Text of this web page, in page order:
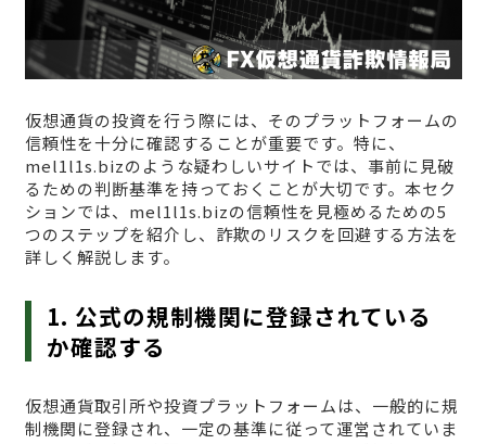
仮想通貨の投資を行う際には、そのプラットフォームの
信頼性を十分に確認することが重要です。特に、
mel1l1s.bizのような疑わしいサイトでは、事前に見破
るための判断基準を持っておくことが大切です。本セク
ションでは、mel1l1s.bizの信頼性を見極めるための5
つのステップを紹介し、詐欺のリスクを回避する方法を
詳しく解説します。
1. 公式の規制機関に登録されている
か確認する
仮想通貨取引所や投資プラットフォームは、一般的に規
制機関に登録され、一定の基準に従って運営されていま